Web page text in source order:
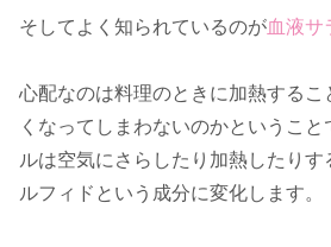
そしてよく知られているのが血液サ
心配なのは料理のときに加熱する
くなってしまわないのかということ
ルは空気にさらしたり加熱したりす
ルフィドという成分に変化します。